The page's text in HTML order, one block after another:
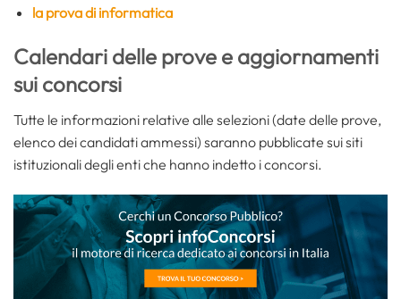
la prova di informatica
Calendari delle prove e aggiornamenti
sui concorsi
Tutte le informazioni relative alle selezioni (date delle prove,
elenco dei candidati ammessi) saranno pubblicate sui siti
istituzionali degli enti che hanno indetto i concorsi.